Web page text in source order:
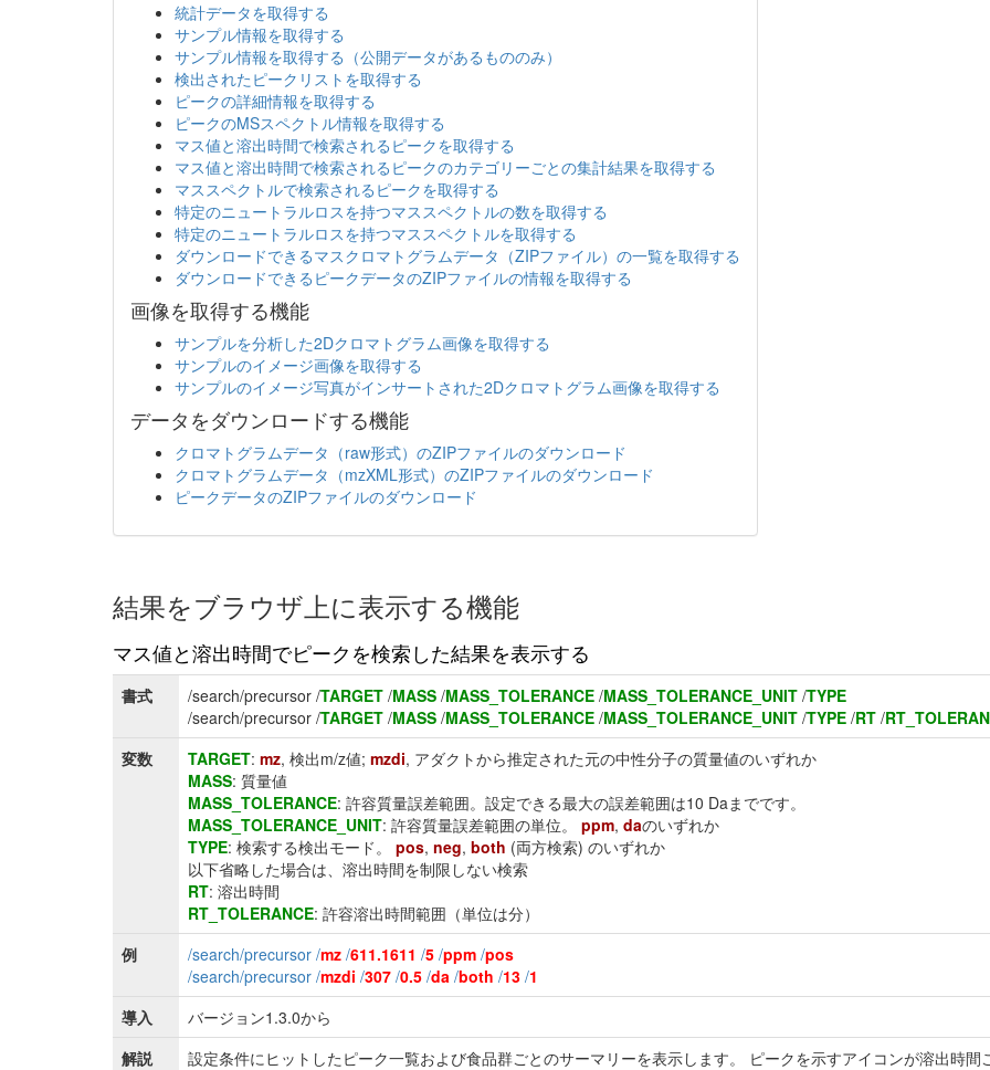
統計データを取得する
サンプル情報を取得する
サンプル情報を取得する（公開データがあるもののみ）
検出されたピークリストを取得する
ピークの詳細情報を取得する
ピークのMSスペクトル情報を取得する
マス値と溶出時間で検索されるピークを取得する
マス値と溶出時間で検索されるピークのカテゴリーごとの集計結果を取得する
マススペクトルで検索されるピークを取得する
特定のニュートラルロスを持つマススペクトルの数を取得する
特定のニュートラルロスを持つマススペクトルを取得する
ダウンロードできるマスクロマトグラムデータ（ZIPファイル）の一覧を取得する
ダウンロードできるピークデータのZIPファイルの情報を取得する
画像を取得する機能
サンプルを分析した2Dクロマトグラム画像を取得する
サンプルのイメージ画像を取得する
サンプルのイメージ写真がインサートされた2Dクロマトグラム画像を取得する
データをダウンロードする機能
クロマトグラムデータ（raw形式）のZIPファイルのダウンロード
クロマトグラムデータ（mzXML形式）のZIPファイルのダウンロード
ピークデータのZIPファイルのダウンロード
結果をブラウザ上に表示する機能
マス値と溶出時間でピークを検索した結果を表示する
書式 /search/precursor /TARGET /MASS /MASS_TOLERANCE /MASS_TOLERANCE_UNIT /TYPE
/search/precursor /TARGET /MASS /MASS_TOLERANCE /MASS_TOLERANCE_UNIT /TYPE /RT /
変数
TARGET: mz, 検出m/z値; mzdi, アダクトから推定された元の中性分子の質量値のいずれか
MASS: 質量値
MASS_TOLERANCE: 許容質量誤差範囲。設定できる最大の誤差範囲は10 Daまでです。
MASS_TOLERANCE_UNIT: 許容質量誤差範囲の単位。 ppm, daのいずれか
TYPE: 検索する検出モード。 pos, neg, both (両方検索) のいずれか
以下省略した場合は、溶出時間を制限しない検索
RT: 溶出時間
RT_TOLERANCE: 許容溶出時間範囲（単位は分）
例
/search/precursor /mz /611.1611 /5 /ppm /pos
/search/precursor /mzdi /307 /0.5 /da /both /13 /1
導入
バージョン1.3.0から
解説
設定条件にヒットしたピーク一覧および食品群ごとのサーマリーを表示します。 ピークを示すアイコンが溶出時間